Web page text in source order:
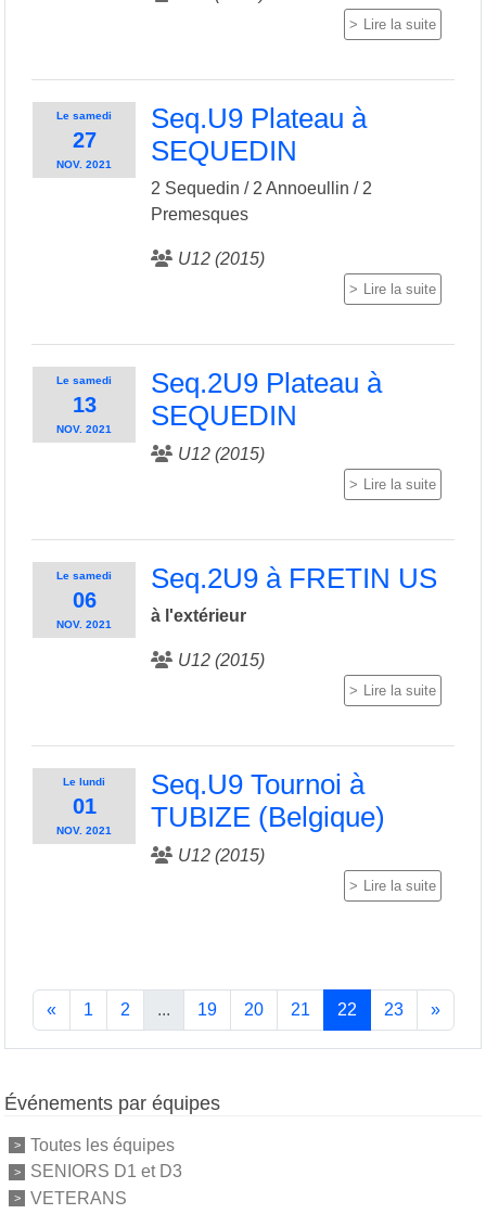
Lire la suite
Lesamedi
27
NOV. 2021
Seq.U9 Plateau à
SEQUEDIN
2 Sequedin / 2 Annoeullin / 2
Premesques
U12 (2015)
Lire la suite
Lesamedi
13
NOV. 2021
Seq.2U9 Plateau à
SEQUEDIN
U12 (2015)
Lire la suite
Lesamedi
06
NOV. 2021
Seq.2U9 à FRETIN US
à l'extérieur
U12 (2015)
Lire la suite
Lelundi
01
NOV. 2021
Seq.U9 Tournoi à
TUBIZE (Belgique)
U12 (2015)
Lire la suite
« 1 2 ... 19 20 21 22 23 »
Événements par équipes
Toutes les équipes
SENIORS D1 et D3
VETERANS